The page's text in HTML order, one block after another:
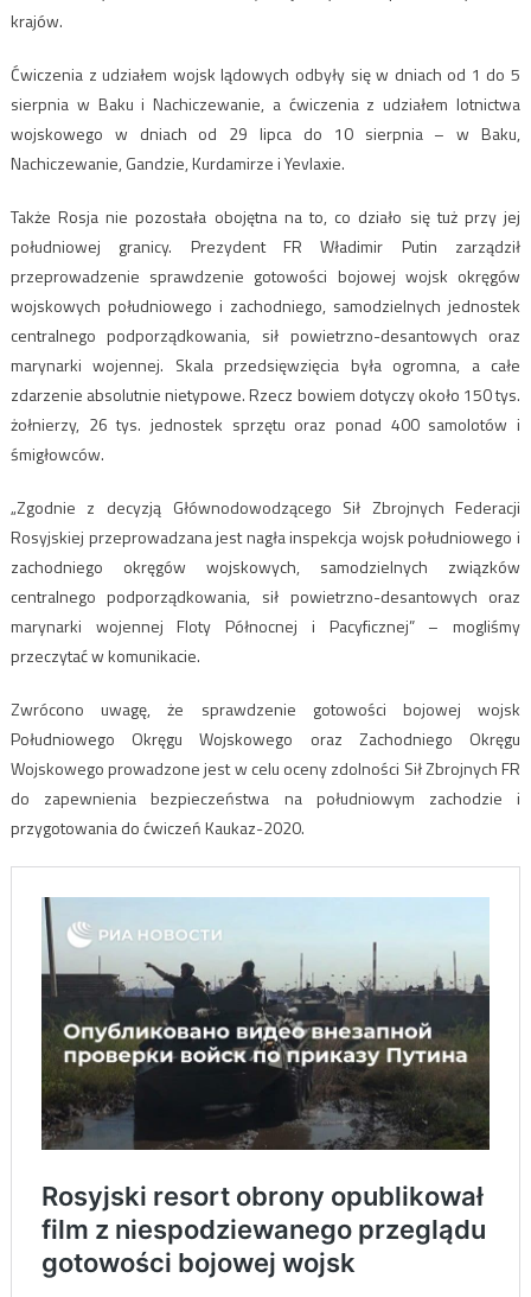
krajów.
Ćwiczenia z udziałem wojsk lądowych odbyły się w dniach od 1 do 5
sierpnia w Baku i Nachiczewanie, a ćwiczenia z udziałem lotnictwa
wojskowego w dniach od 29 lipca do 10 sierpnia – w Baku,
Nachiczewanie, Gandzie, Kurdamirze i Yevlaxie.
Także Rosja nie pozostała obojętna na to, co działo się tuż przy jej
południowej granicy. Prezydent FR Władimir Putin zarządził
przeprowadzenie sprawdzenie gotowości bojowej wojsk okręgów
wojskowych południowego i zachodniego, samodzielnych jednostek
centralnego podporządkowania, sił powietrzno-desantowych oraz
marynarki wojennej. Skala przedsięwzięcia była ogromna, a całe
zdarzenie absolutnie nietypowe. Rzecz bowiem dotyczy około 150 tys.
żołnierzy, 26 tys. jednostek sprzętu oraz ponad 400 samolotów i
śmigłowców.
„Zgodnie z decyzją Głównodowodzącego Sił Zbrojnych Federacji
Rosyjskiej przeprowadzana jest nagła inspekcja wojsk południowego i
zachodniego okręgów wojskowych, samodzielnych związków
centralnego podporządkowania, sił powietrzno-desantowych oraz
marynarki wojennej Floty Północnej i Pacyficznej” – mogliśmy
przeczytać w komunikacie.
Zwrócono uwagę, że sprawdzenie gotowości bojowej wojsk
Południowego Okręgu Wojskowego oraz Zachodniego Okręgu
Wojskowego prowadzone jest w celu oceny zdolności Sił Zbrojnych FR
do zapewnienia bezpieczeństwa na południowym zachodzie i
przygotowania do ćwiczeń Kaukaz-2020.